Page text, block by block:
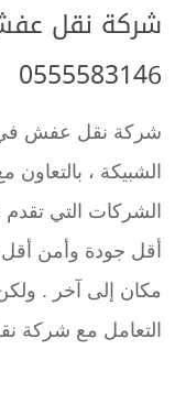
شركة نقل
0555583146
شركة نقل عفش
الشبيكة ،
الشركات التي
أقل جودة وأمن
مكان إلى آخر .
التعامل مع شركة